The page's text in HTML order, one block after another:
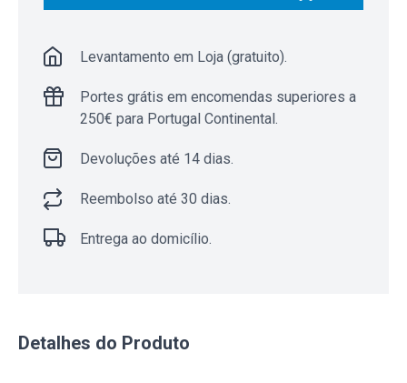
Levantamento em Loja (gratuito).
Portes grátis em encomendas superiores a
250€ para Portugal Continental.
Devoluções até 14 dias.
Reembolso até 30 dias.
Entrega ao domicílio.
Detalhes do Produto